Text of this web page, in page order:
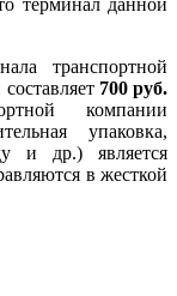
транспортной
700 руб.
компании
упаковка,
и др.) является
в жесткой